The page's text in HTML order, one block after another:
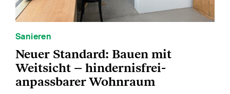
Sanieren
Neuer Standard: Bauen mit
Weitsicht – hindernisfrei-
anpassbarer Wohnraum